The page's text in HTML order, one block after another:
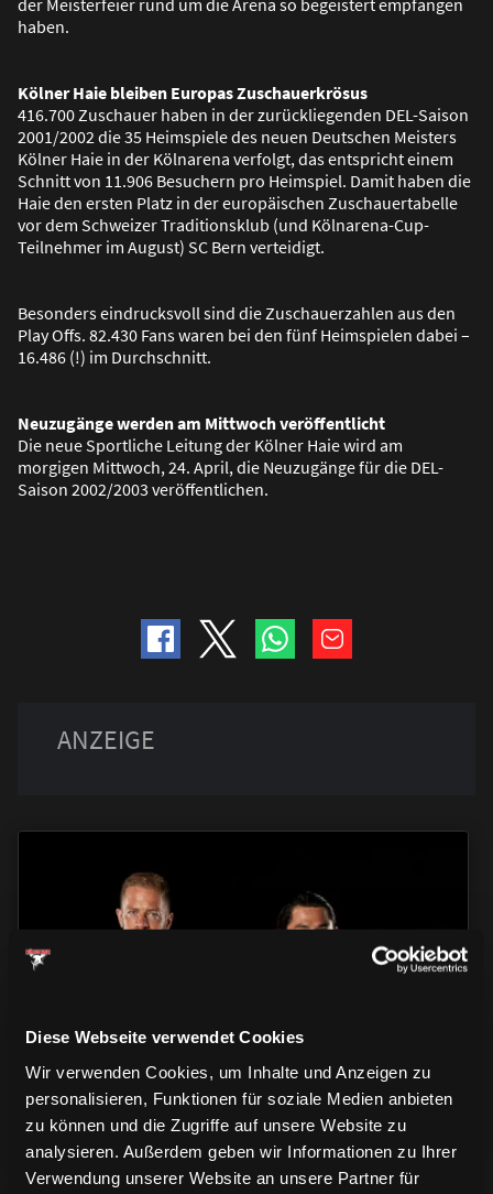
Diese Webseite verwendet Cookies
Wir verwenden Cookies, um Inhalte und Anzeigen zu
personalisieren, Funktionen für soziale Medien anbieten
zu können und die Zugriffe auf unsere Website zu
analysieren. Außerdem geben wir Informationen zu Ihrer
Verwendung unserer Website an unsere Partner für
haben.
Kölner Haie bleiben Europas Zuschauerkrösus
416.700 Zuschauer haben in der zurückliegenden DEL-Saison
2001/2002 die 35 Heimspiele des neuen Deutschen Meisters
Kölner Haie in der Kölnarena verfolgt, das entspricht einem
Schnitt von 11.906 Besuchern pro Heimspiel. Damit haben die
Haie den ersten Platz in der europäischen Zuschauertabelle
vor dem Schweizer Traditionsklub (und Kölnarena-Cup-
Teilnehmer im August) SC Bern verteidigt.
Besonders eindrucksvoll sind die Zuschauerzahlen aus den
Play Offs. 82.430 Fans waren bei den fünf Heimspielen dabei –
16.486 (!) im Durchschnitt.
Neuzugänge werden am Mittwoch veröffentlicht
Die neue Sportliche Leitung der Kölner Haie wird am
morgigen Mittwoch, 24. April, die Neuzugänge für die DEL-
Saison 2002/2003 veröffentlichen.